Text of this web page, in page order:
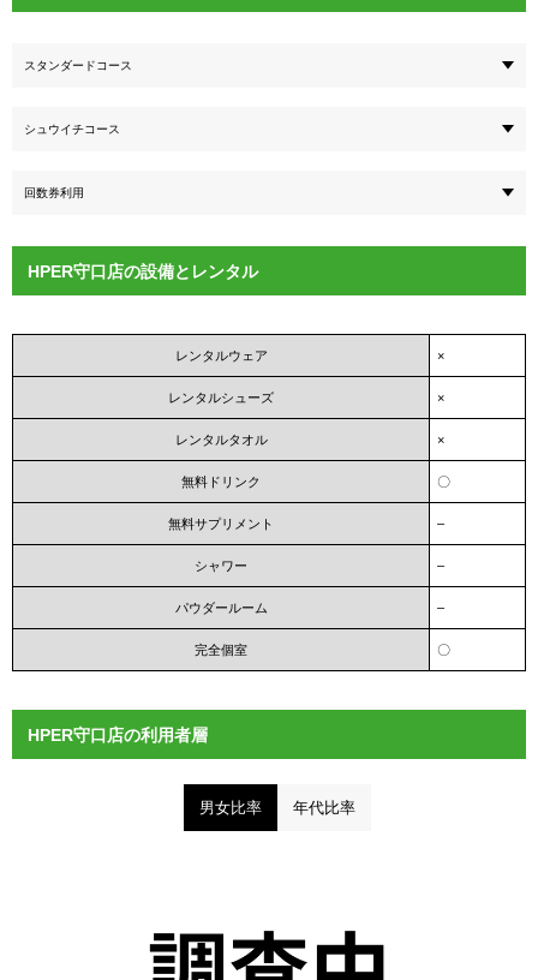
スタンダードコース
シュウイチコース
回数券利用
HPER守口店の設備とレンタル
レンタルウェア ×
レンタルシューズ ×
レンタルタオル ×
無料ドリンク 〇
無料サプリメント –
シャワー –
パウダールーム –
完全個室 〇
HPER守口店の利用者層
男女比率 年代比率